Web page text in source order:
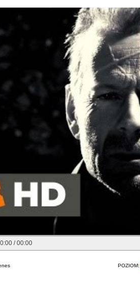
/00:00
POZIOM: